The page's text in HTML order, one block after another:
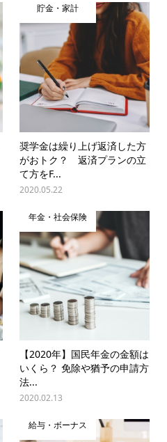
貯金・家計
奨学金は繰り上げ返済した方
がおトク？ 返済プランの立
て方をF...
2020.05.22
年金・社会保険
【2020年】国民年金の金額は
いくら？ 免除や猶予の申請方
法...
2020.02.13
給与・ボーナス